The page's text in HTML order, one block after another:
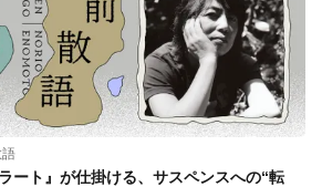
ート』が仕掛ける、サスペンスへの“転